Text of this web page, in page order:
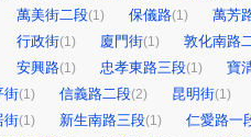
萬美街二段(1) 保儀路(1)
萬芳
行政街(1) 廈門街(1)
敦化南路
安興路(1) 忠孝東路三段(1)
寶
街(1) 信義路二段(2) 昆明街(1)
街(1) 新生南路三段(1)
仁愛路一